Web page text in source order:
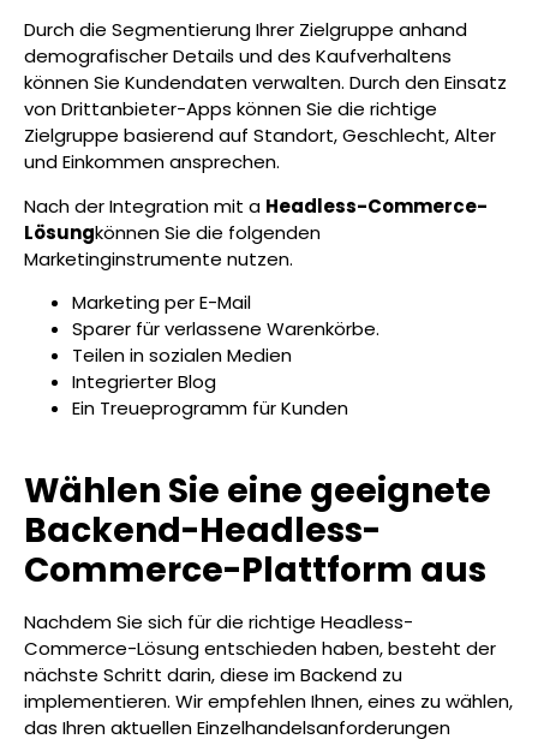
Durch die Segmentierung Ihrer Zielgruppe anhand
demografischer Details und des Kaufverhaltens
können Sie Kundendaten verwalten. Durch den Einsatz
von Drittanbieter-Apps können Sie die richtige
Zielgruppe basierend auf Standort, Geschlecht, Alter
und Einkommen ansprechen.
Nach der Integration mit a Headless-Commerce-
Lösungkönnen Sie die folgenden
Marketinginstrumente nutzen.
Marketing per E-Mail
Sparer für verlassene Warenkörbe.
Teilen in sozialen Medien
Integrierter Blog
Ein Treueprogramm für Kunden
Wählen Sie eine geeignete
Backend-Headless-
Commerce-Plattform aus
Nachdem Sie sich für die richtige Headless-
Commerce-Lösung entschieden haben, besteht der
nächste Schritt darin, diese im Backend zu
implementieren. Wir empfehlen Ihnen, eines zu wählen,
das Ihren aktuellen Einzelhandelsanforderungen